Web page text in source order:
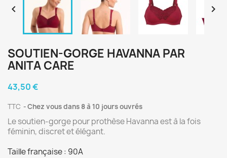
 
SOUTIEN-GORGE HAVANNA PAR
ANITA CARE
43,50 €
TTC Chez vous dans 8 à 10 jours ouvrés
Le soutien-gorge pour prothèse Havanna est à la fois
féminin, discret et élégant.
Taille française : 90A